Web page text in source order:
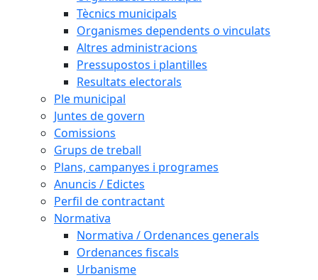
Tècnics municipals
Organismes dependents o vinculats
Altres administracions
Pressupostos i plantilles
Resultats electorals
Ple municipal
Juntes de govern
Comissions
Grups de treball
Plans, campanyes i programes
Anuncis / Edictes
Perfil de contractant
Normativa
Normativa / Ordenances generals
Ordenances fiscals
Urbanisme